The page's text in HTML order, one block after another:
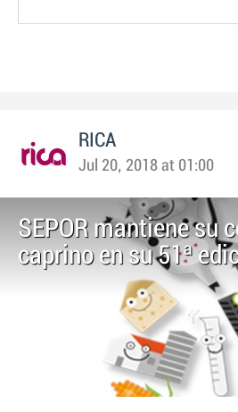
RICA
Jul 20, 2018 at 01:00
SEPOR mantiene su
caprino en su 51ª